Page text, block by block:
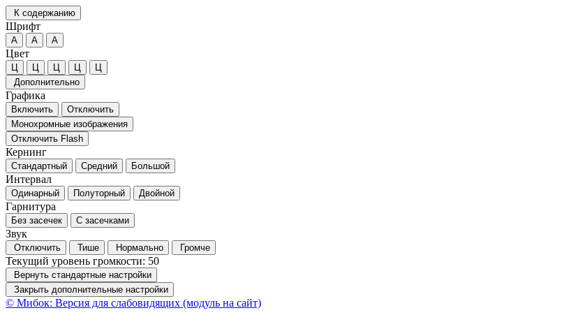
К содержанию
Шрифт
А А А
Цвет
Ц Ц Ц Ц
Ц
Дополнительно
Графика
Включить
Отключить
Монохромные изображения
Отключить Flash
Кернинг
Стандартный Средний Большой
Интервал
Одинарный Полуторный Двойной
Гарнитура
Без засечек С засечками
Звук
Отключить Тише Нормально Громче
Текущий уровень громкости: 50
Вернуть стандартные настройки
Закрыть дополнительные настройки
© Мибок: Версия для слабовидящих (модуль на сайт)